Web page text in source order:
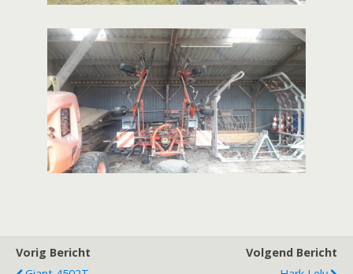
Vorig Bericht
Volgend Bericht